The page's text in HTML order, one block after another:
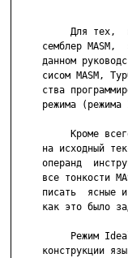
Для тех,
семблер MASM,
данном
сисом MASM,
ства
режима (режима
Кроме
на исходный
операнд
все тонкости
писать  ясные
как это было
Режим
конструкции